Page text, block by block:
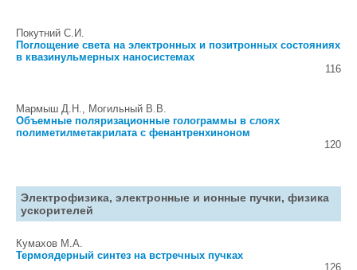
Покутний С.И.
Поглощение света на электронных и позитронных состояниях
в квазинульмерных наносистемах
116
Мармыш Д.Н., Могильный В.В.
Объемные поляризационные голограммы в слоях
полиметилметакрилата с фенантренхиноном
120
Электрофизика, электронные и ионные пучки, физика
ускорителей
Кумахов М.А.
Термоядерный синтез на встречных пучках
126